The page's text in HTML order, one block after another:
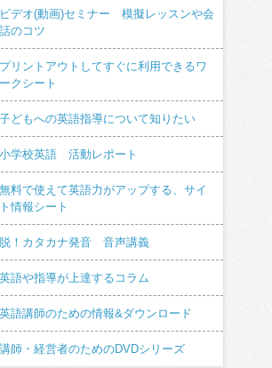
デオ(動画)セミナー 模擬レッスンや会
のコツ
リントアウトしてすぐに利用できるワ
クシート
どもへの英語指導について知りたい
学校英語 活動レポート
料で使えて英語力がアップする、サイ
情報シート
！カタカナ発音 音声講義
語や指導が上達するコラム
語講師のための情報&ダウンロード
師・経営者のためのDVDシリーズ